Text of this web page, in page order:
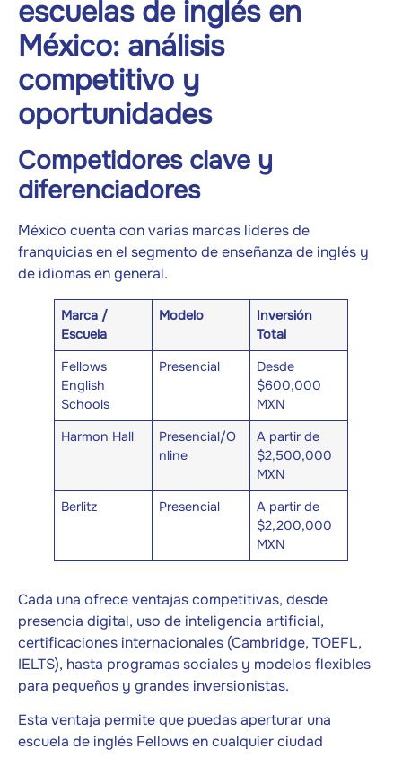
escuelas de inglés en
México: análisis
competitivo y
oportunidades
Competidores clave y
diferenciadores
México cuenta con varias marcas líderes de
franquicias en el segmento de enseñanza de inglés y
de idiomas en general.
Marca /
Escuela
Modelo
Inversión
Total
Fellows
English
Schools
Presencial
Desde
$600,000
MXN
Harmon Hall
Presencial/O
nline
A partir de
$2,500,000
MXN
Berlitz
Presencial
A partir de
$2,200,000
MXN
Cada una ofrece ventajas competitivas, desde
presencia digital, uso de inteligencia artificial,
certificaciones internacionales (Cambridge, TOEFL,
IELTS), hasta programas sociales y modelos flexibles
para pequeños y grandes inversionistas.
Esta ventaja permite que puedas aperturar una
escuela de inglés Fellows en cualquier ciudad